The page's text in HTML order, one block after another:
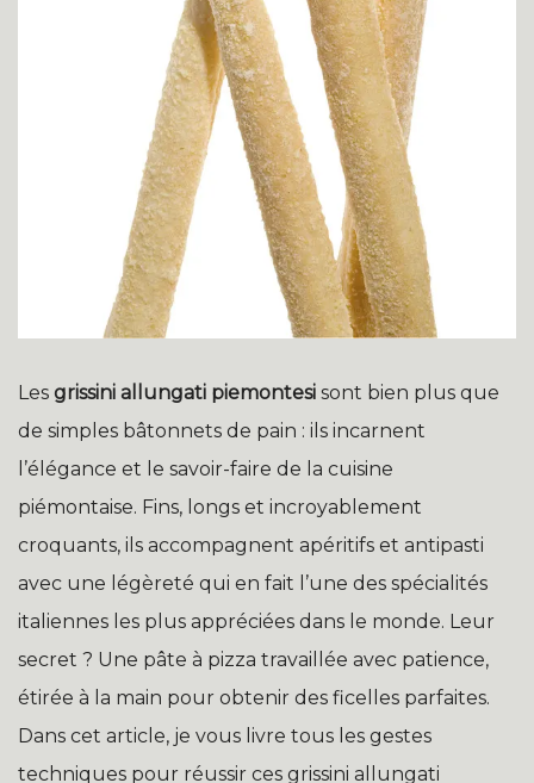
Les grissini allungati piemontesi sont bien plus que
de simples bâtonnets de pain : ils incarnent
l’élégance et le savoir-faire de la cuisine
piémontaise. Fins, longs et incroyablement
croquants, ils accompagnent apéritifs et antipasti
avec une légèreté qui en fait l’une des spécialités
italiennes les plus appréciées dans le monde. Leur
secret ? Une pâte à pizza travaillée avec patience,
étirée à la main pour obtenir des ficelles parfaites.
Dans cet article, je vous livre tous les gestes
techniques pour réussir ces grissini allungati